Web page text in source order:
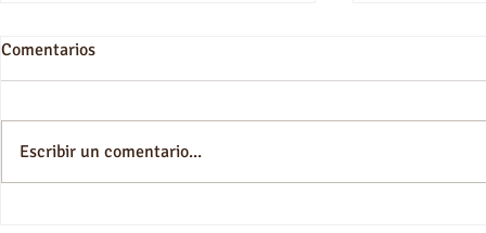
Comentarios
Escribir un comentario...